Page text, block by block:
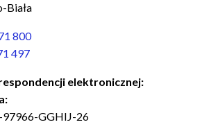
Biała
800
497
elektronicznej:
97966-GGHIJ-26